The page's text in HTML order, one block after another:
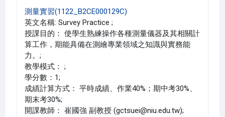
測量實習(1122_B2CE000129C)
英文名稱: Survey Practice ;
授課目的： 使學生熟練操作各種測量儀器及其相關計
算工作，期能具備在測繪專業領域之知識與實務能
力。;
教學模式： ;
學分數：1;
成績計算方式： 平時成績、作業40%；期中考30%、
期末考30%;
開課教師： 崔國強 副教授 (gctsuei@niu.edu.tw);